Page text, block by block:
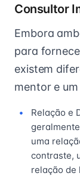
Consultor
Embora
para
existem
mentor e
Relação e
uma
contraste,
relação de